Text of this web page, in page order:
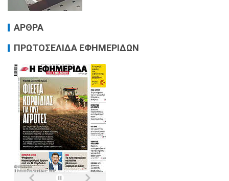
ΑΡΘΡΑ
ΠΡΩΤΟΣΕΛΙΔΑ ΕΦΗΜΕΡΙΔΩΝ